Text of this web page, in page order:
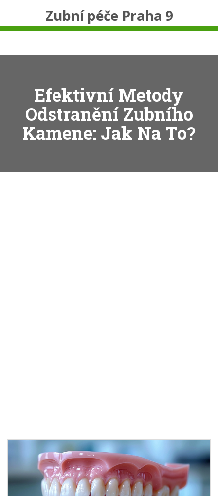
Zubní péče Praha 9
Efektivní Metody
Odstranění Zubního
Kamene: Jak Na To?